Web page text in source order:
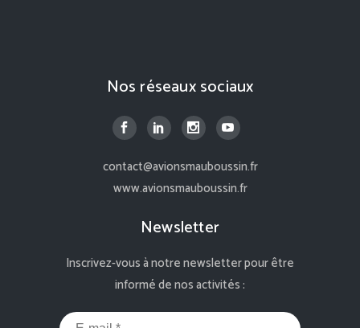
Nos réseaux sociaux
contact@avionsmauboussin.fr
www.avionsmauboussin.fr
Newsletter
Inscrivez-vous à notre newsletter pour être
informé de nos activités :